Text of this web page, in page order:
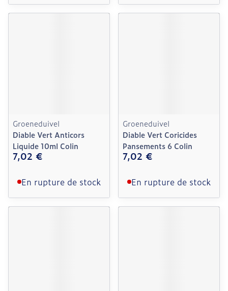
Groeneduivel
Diable Vert Anticors
Liquide 10ml Colin
7,02 €
En rupture de stock
Groeneduivel
Diable Vert Coricides
Pansements 6 Colin
7,02 €
En rupture de stock